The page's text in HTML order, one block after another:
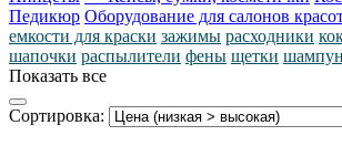
Педикюр Оборудование для салонов
емкости для краски зажимы расходники
шапочки распылители фены щетки
Показать все
Сортировка: